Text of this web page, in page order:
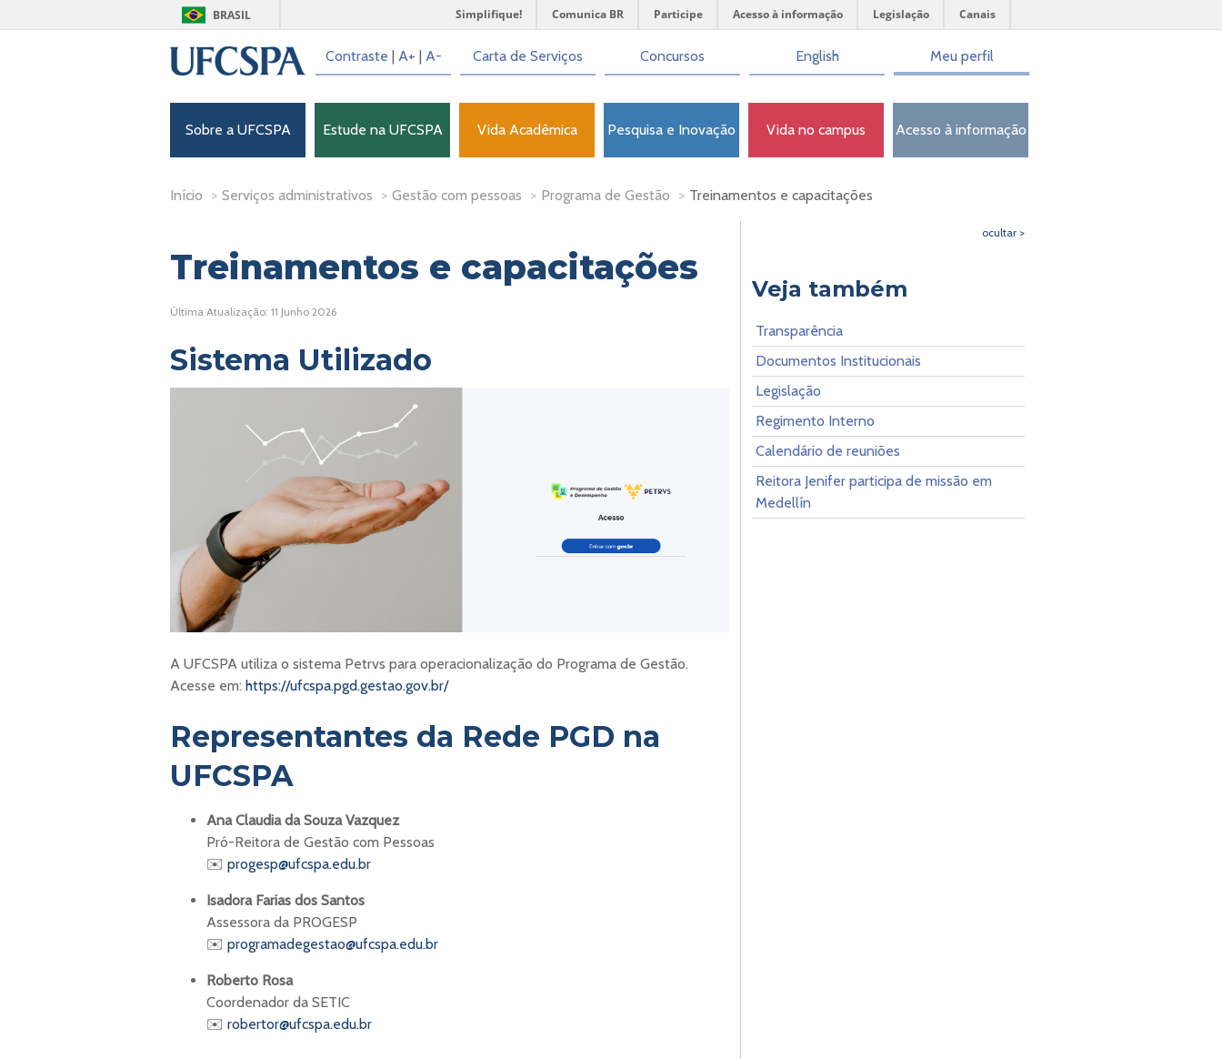
BRASIL Simplifique! Comunica BR Participe Acesso à informação Legislação Canais
Contraste | A+ | A- Carta de Serviços Concursos English Meu perfil
Sobre a UFCSPA Estude na UFCSPA Vida Acadêmica Pesquisa e Inovação Vida no campus Acesso à informação
Início > Serviços administrativos > Gestão com pessoas > Programa de Gestão > Treinamentos e capacitações
Treinamentos e capacitações
Última Atualização: 11 Junho 2026
Sistema Utilizado
A UFCSPA utiliza o sistema Petrvs para operacionalização do Programa de Gestão.
Acesse em: https://ufcspa.pgd.gestao.gov.br/
Representantes da Rede PGD na
UFCSPA
Ana Claudia da Souza Vazquez
Pró-Reitora de Gestão com Pessoas
✉️ progesp@ufcspa.edu.br
Isadora Farias dos Santos
Assessora da PROGESP
✉️ programadegestao@ufcspa.edu.br
Roberto Rosa
Coordenador da SETIC
✉️ robertor@ufcspa.edu.br
ocultar >
Veja também
Transparência
Documentos Institucionais
Legislação
Regimento Interno
Calendário de reuniões
Reitora Jenifer participa de missão em
Medellín